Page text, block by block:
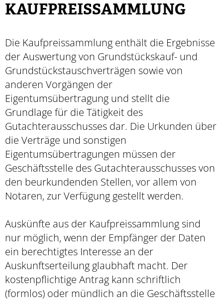
KAUFPREISSAMMLUNG
Die Kaufpreissammlung enthält die Ergebnisse
der Auswertung von Grundstückskauf- und
Grundstückstauschverträgen sowie von
anderen Vorgängen der
Eigentumsübertragung und stellt die
Grundlage für die Tätigkeit des
Gutachterausschusses dar. Die Urkunden über
die Verträge und sonstigen
Eigentumsübertragungen müssen der
Geschäftsstelle des Gutachterausschusses von
den beurkundenden Stellen, vor allem von
Notaren, zur Verfügung gestellt werden.
Auskünfte aus der Kaufpreissammlung sind
nur möglich, wenn der Empfänger der Daten
ein berechtigtes Interesse an der
Auskunftserteilung glaubhaft macht. Der
kostenpflichtige Antrag kann schriftlich
(formlos) oder mündlich an die Geschäftsstelle